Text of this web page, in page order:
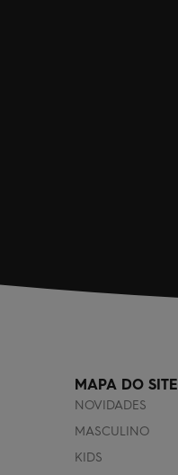
MAPA DO SITE
NOVIDADES
MASCULINO
KIDS